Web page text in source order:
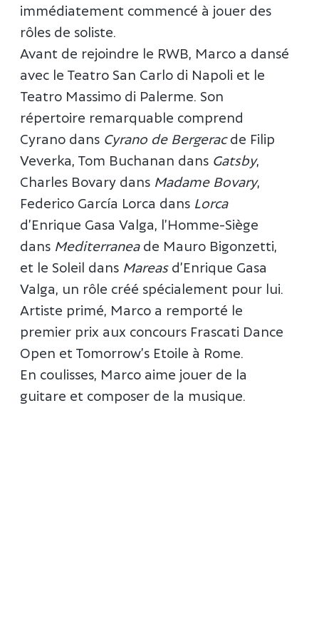
immédiatement commencé à jouer des
rôles de soliste.
Avant de rejoindre le RWB, Marco a dansé
avec le Teatro San Carlo di Napoli et le
Teatro Massimo di Palerme. Son
répertoire remarquable comprend
Cyrano dans Cyrano de Bergeracde Filip
Veverka, Tom Buchanan dans Gatsby,
Charles Bovary dans Madame Bovary,
Federico García Lorca dans Lorca
d’Enrique Gasa Valga, l’Homme-Siège
dans Mediterraneade Mauro Bigonzetti,
et le Soleil dans Mareasd’Enrique Gasa
Valga, un rôle créé spécialement pour lui.
Artiste primé, Marco a remporté le
premier prix aux concours Frascati Dance
Open et Tomorrow’s Etoile à Rome.
En coulisses, Marco aime jouer de la
guitare et composer de la musique.